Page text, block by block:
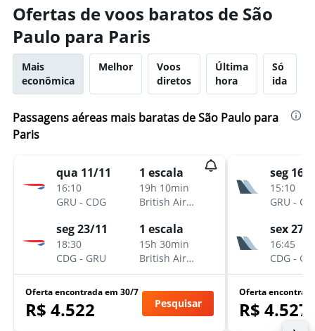
Ofertas de voos baratos de São
Paulo para Paris
Mais
econômica
Melhor
Voos
diretos
Última
hora
Só
ida
Passagens aéreas mais baratas de São Paulo para
Paris
qua 11/11
16:10
GRU - CDG
1 escala
19h 10min
British Airways
seg 23/11
18:30
CDG - GRU
1 escala
15h 30min
British Airways
Oferta encontrada em 30/7
R$ 4.522 Pesquisar
seg 16/
15:10
GRU -
sex 27/
16:45
CDG -
Oferta
R$ 4.527